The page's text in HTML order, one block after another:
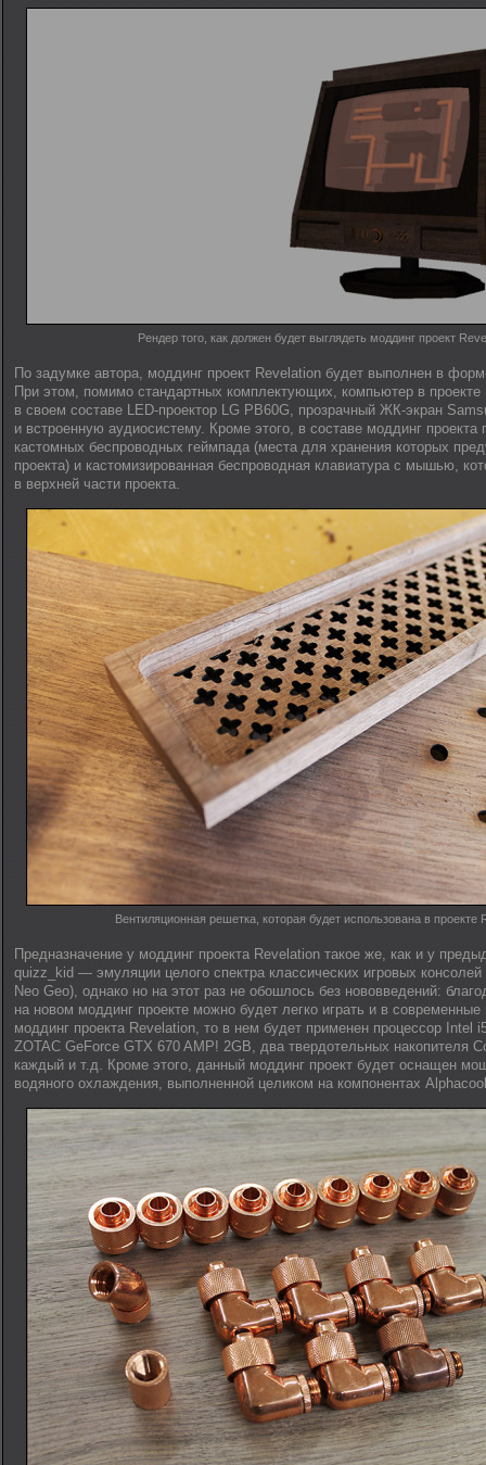
Рендер того, как должен будет выглядеть моддинг проект
По задумке автора, моддинг проект Revelation будет выполнен в
При этом, помимо стандартных комплектующих, компьютер в проекте
в своем составе LED-проектор LG PB60G, прозрачный ЖК-экран
и встроенную аудиосистему. Кроме этого, в составе моддинг проекта
кастомных беспроводных геймпада (места для хранения которых
проекта) и кастомизированная беспроводная клавиатура с мышью,
в верхней части проекта.
Вентиляционная решетка, которая будет использована в проекте
Предназначение у моддинг проекта Revelation такое же, как и у
quizz_kid — эмуляции целого спектра классических игровых
Neo Geo), однако но на этот раз не обошлось без нововведений:
на новом моддинг проекте можно будет легко играть и в
моддинг проекта Revelation, то в нем будет применен процессор Intel
ZOTAC GeForce GTX 670 AMP! 2GB, два твердотельных накопителя
каждый и т.д. Кроме этого, данный моддинг проект будет оснащен
водяного охлаждения, выполненной целиком на компонентах